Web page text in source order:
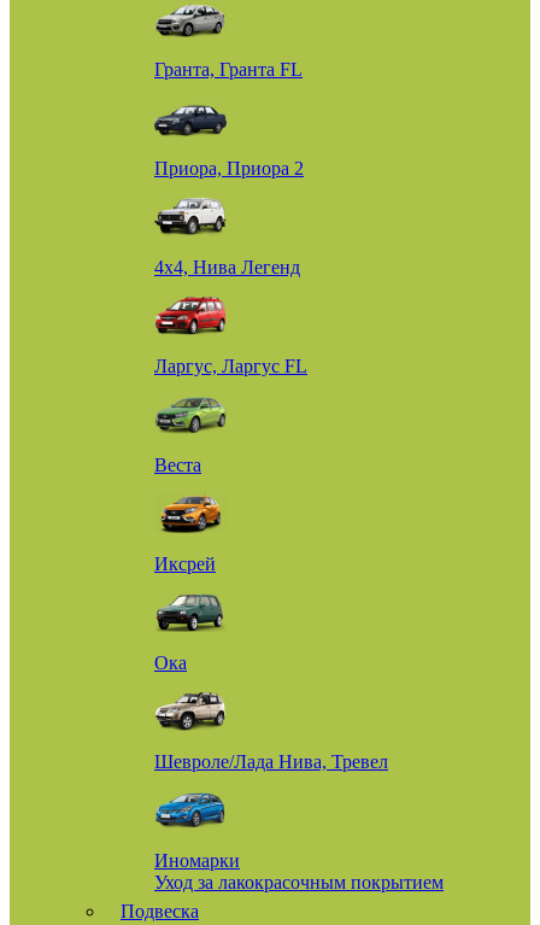
Гранта, Гранта FL
Приора, Приора 2
4х4, Нива Легенд
Ларгус, Ларгус FL
Веста
Иксрей
Ока
Шевроле/Лада Нива, Тревел
Иномарки
Уход за лакокрасочным покрытием
Подвеска